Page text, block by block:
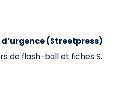
(Streetpress)
de flash-ball et fiches S.